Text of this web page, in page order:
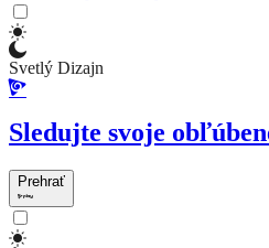
Svetlý Dizajn
Sledujte svoje
Prehrať